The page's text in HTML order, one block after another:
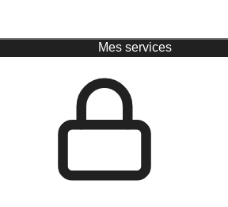
Mes services